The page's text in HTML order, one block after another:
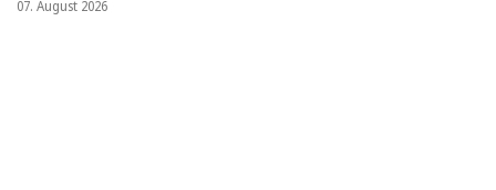
07. August 2026